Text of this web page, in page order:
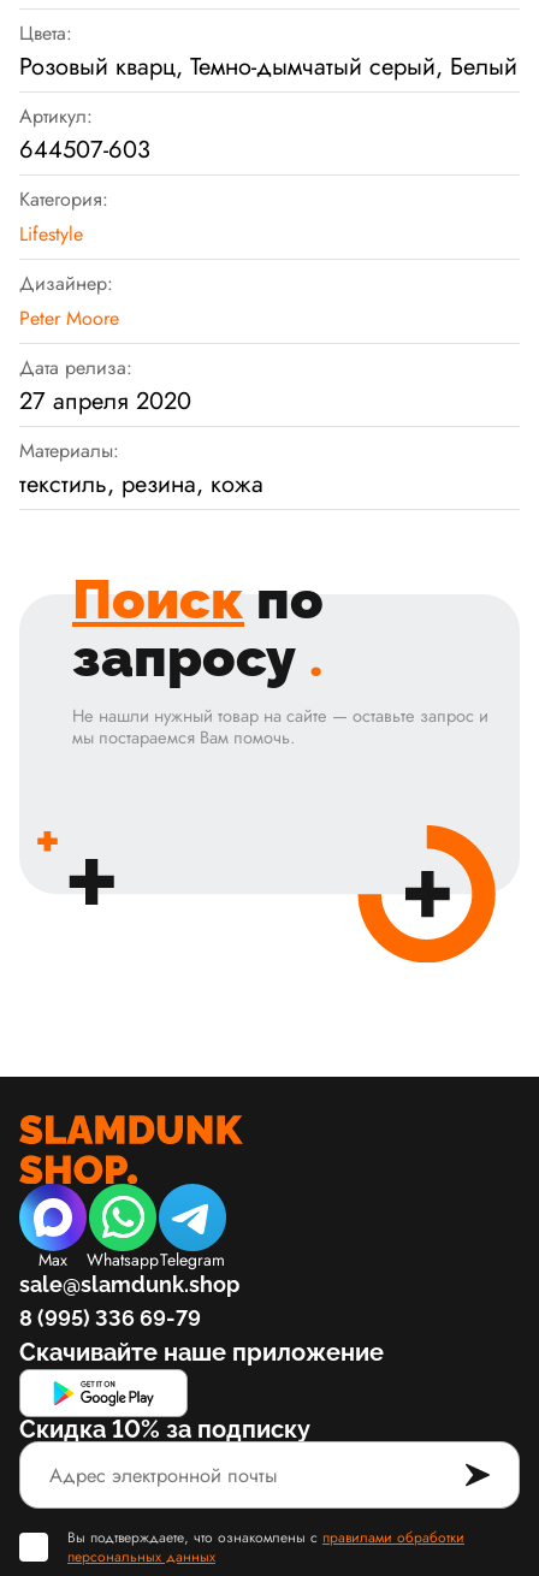
Цвета:
Розовый кварц, Темно-дымчатый серый, Белый
Артикул:
644507-603
Категория:
Lifestyle
Дизайнер:
Peter Moore
Дата релиза:
27 апреля 2020
Материалы:
текстиль, резина, кожа
Поиск по
запросу .
Не нашли нужный товар на сайте — оставьте запрос и
мы постараемся Вам помочь.
Max WhatsappTelegram
sale@slamdunk.shop
8 (995) 336 69-79
Скачивайте наше приложение
Скидка 10% за подписку
Вы подтверждаете, что ознакомлены с правилами обработки
персональных данных